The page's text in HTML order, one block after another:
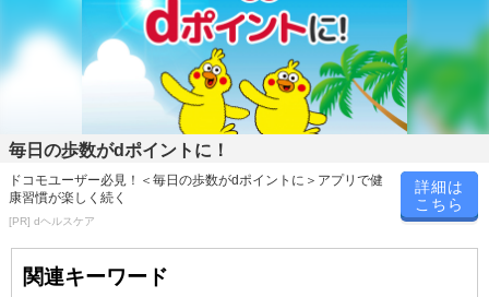
・凍っている場合は、自然解凍してください。
・お急ぎの場合は、流水解凍してください。
・解凍後は、しっかり焼いてお召し上がりください。
・松阪牛 A3ランク以上
・神戸牛 A4ランク以上
・米沢牛 A3ランク以上
・前沢牛 A4ランク以上
毎日の歩数がdポイントに！
ドコモユーザー必見！＜毎日の歩数がdポイントに＞アプリで健
康習慣が楽しく続く
[PR] dヘルスケア
詳細は
こちら
関連キーワード